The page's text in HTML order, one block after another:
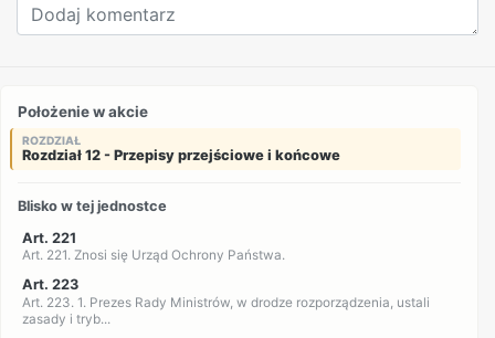
Położenie w akcie
ROZDZIAŁ
Rozdział 12 - Przepisy przejściowe i końcowe
Blisko w tej jednostce
Art. 221
Art. 221. Znosi się Urząd Ochrony Państwa.
Art. 223
Art. 223. 1. Prezes Rady Ministrów, w drodze rozporządzenia, ustali
zasady i tryb...